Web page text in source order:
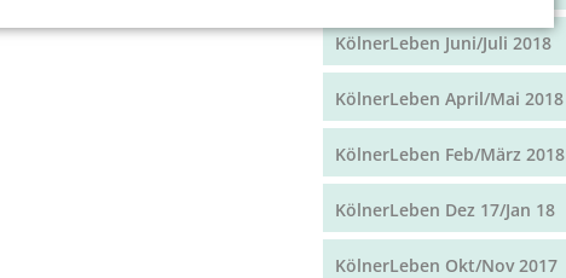
KölnerLeben Juni/Juli 2018
KölnerLeben April/Mai 2018
KölnerLeben Feb/März 2018
KölnerLeben Dez 17/Jan 18
KölnerLeben Okt/Nov 2017